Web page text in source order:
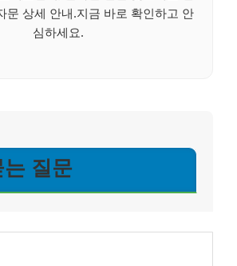
문 상세 안내.지금 바로 확인하고 안
심하세요.
질문